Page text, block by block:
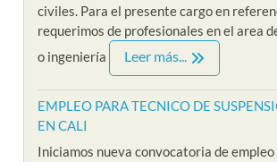
civiles. Para el presente cargo en
requerimos de profesionales en el area
o ingeniería
Leer más...
EMPLEO PARA TECNICO DE
EN CALI
Iniciamos nueva convocatoria de